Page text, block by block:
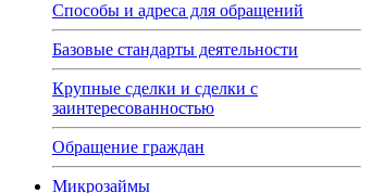
Способы и адреса для обращений
Базовые стандарты деятельности
Крупные сделки и сделки с
заинтересованностью
Обращение граждан
Микрозаймы